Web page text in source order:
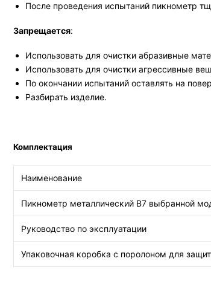
После проведения испытаний пикнометр
Запрещается:
Использовать для очистки абразивные
Использовать для очистки агрессивные
По окончании испытаний оставлять на
Разбирать изделие.
Комплектация
Наименование
Пикнометр металлический В7 выбранной
Руководство по эксплуатации
Упаковочная коробка с поролоном для